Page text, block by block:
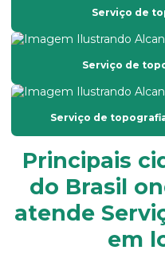
Empresa de topografia em
Empresa de topografia em sp
Empresas de
Georreferenciamento por
Georreferenciamento de
Georreferenciamento de
Georreferenciamento de
Serviço de
Serviço de
Serviço de
Principais
do Brasil
atende
em